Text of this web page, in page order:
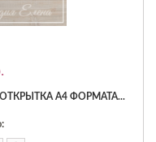
А4 ФОРМАТА...